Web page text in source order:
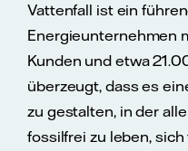
Vattenfall ist ein
Energieunternehmen
Kunden und etwa
überzeugt, dass es
zu gestalten, in der
fossilfrei zu leben,